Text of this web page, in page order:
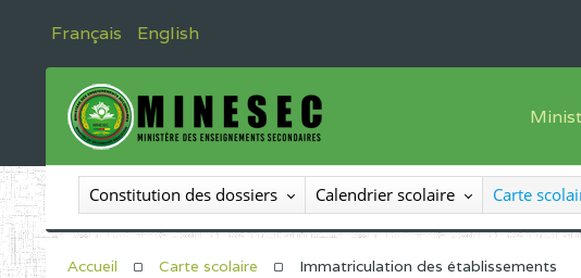
Français English
Le
Le
Constitution des dossiers Calendrier scolaire Carte
Accueil Carte scolaire Immatriculation des établissements